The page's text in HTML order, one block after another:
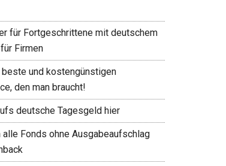
für Fortgeschrittene mit deutschem
Firmen
und kostengünstigen
den man braucht!
deutsche Tagesgeld hier
alle Fonds ohne Ausgabeaufschlag